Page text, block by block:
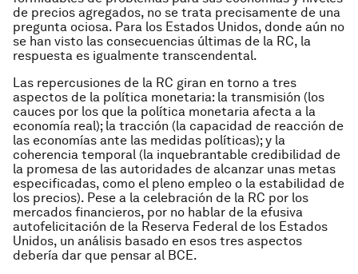
de precios agregados, no se trata precisamente de una
pregunta ociosa. Para los Estados Unidos, donde aún no
se han visto las consecuencias últimas de la RC, la
respuesta es igualmente transcendental.
Las repercusiones de la RC giran en torno a tres
aspectos de la política monetaria: la transmisión (los
cauces por los que la política monetaria afecta a la
economía real); la tracción (la capacidad de reacción de
las economías ante las medidas políticas); y la
coherencia temporal (la inquebrantable credibilidad de
la promesa de las autoridades de alcanzar unas metas
especificadas, como el pleno empleo o la estabilidad de
los precios). Pese a la celebración de la RC por los
mercados financieros, por no hablar de la efusiva
autofelicitación de la Reserva Federal de los Estados
Unidos, un análisis basado en esos tres aspectos
debería dar que pensar al BCE.